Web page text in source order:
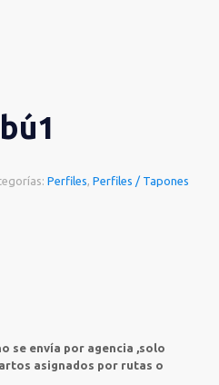
Perfiles, Perfiles / Tapones
se envía por agencia ,solo
asignados por rutas o